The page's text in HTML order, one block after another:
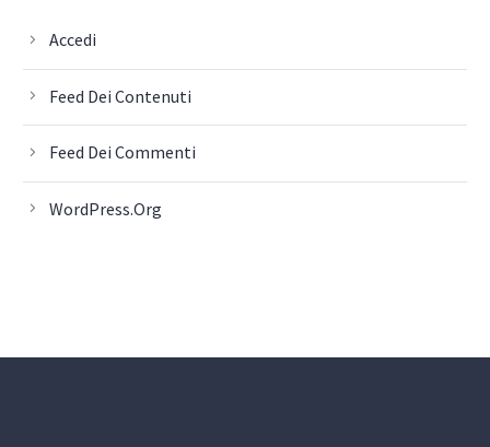
Accedi
Feed Dei Contenuti
Feed Dei Commenti
WordPress.org